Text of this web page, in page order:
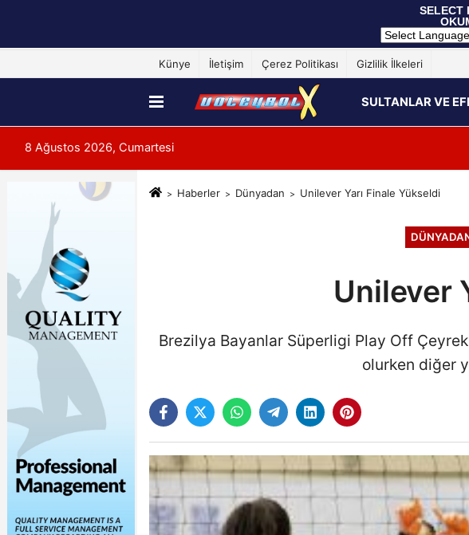
SELECT
Künye İletişim Çerez Politikası Gizlilik İlkeleri
SULTANLAR VE
8 Ağustos 2026, Cumartesi
Haberler Dünyadan Unilever Yarı Finale Yükseldi
Unilever
Brezilya Bayanlar Süperligi Play Off
olurken diğer